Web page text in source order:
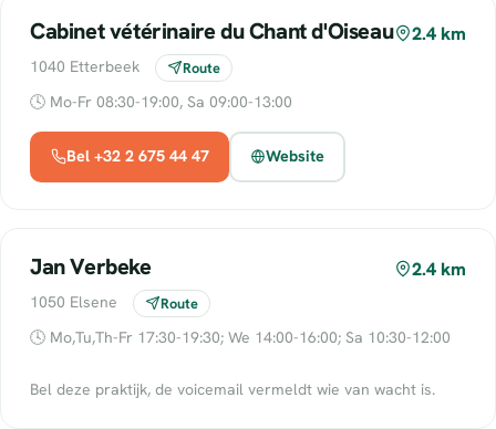
Cabinet vétérinaire du Chant d'Oiseau 2.4 km
1040 Etterbeek Route
🕓 Mo-Fr 08:30-19:00, Sa 09:00-13:00
Bel +32 2 675 44 47 Website
Jan Verbeke 2.4 km
1050 Elsene Route
🕓 Mo,Tu,Th-Fr 17:30-19:30; We 14:00-16:00; Sa 10:30-12:00
Bel deze praktijk, de voicemail vermeldt wie van wacht is.